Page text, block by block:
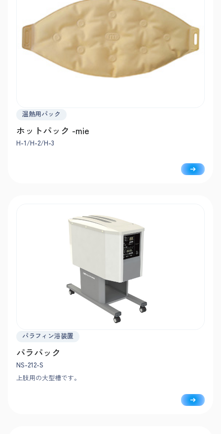
温熱用パック
ホットパック -mie
H-1/H-2/H-3
パラフィン浴装置
パラパック
NS-212-S
上肢用の大型槽です。